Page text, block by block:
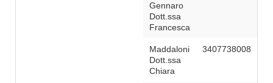
Gennaro
Dott.ssa
Francesca
Maddaloni
Dott.ssa
Chiara
3407738008